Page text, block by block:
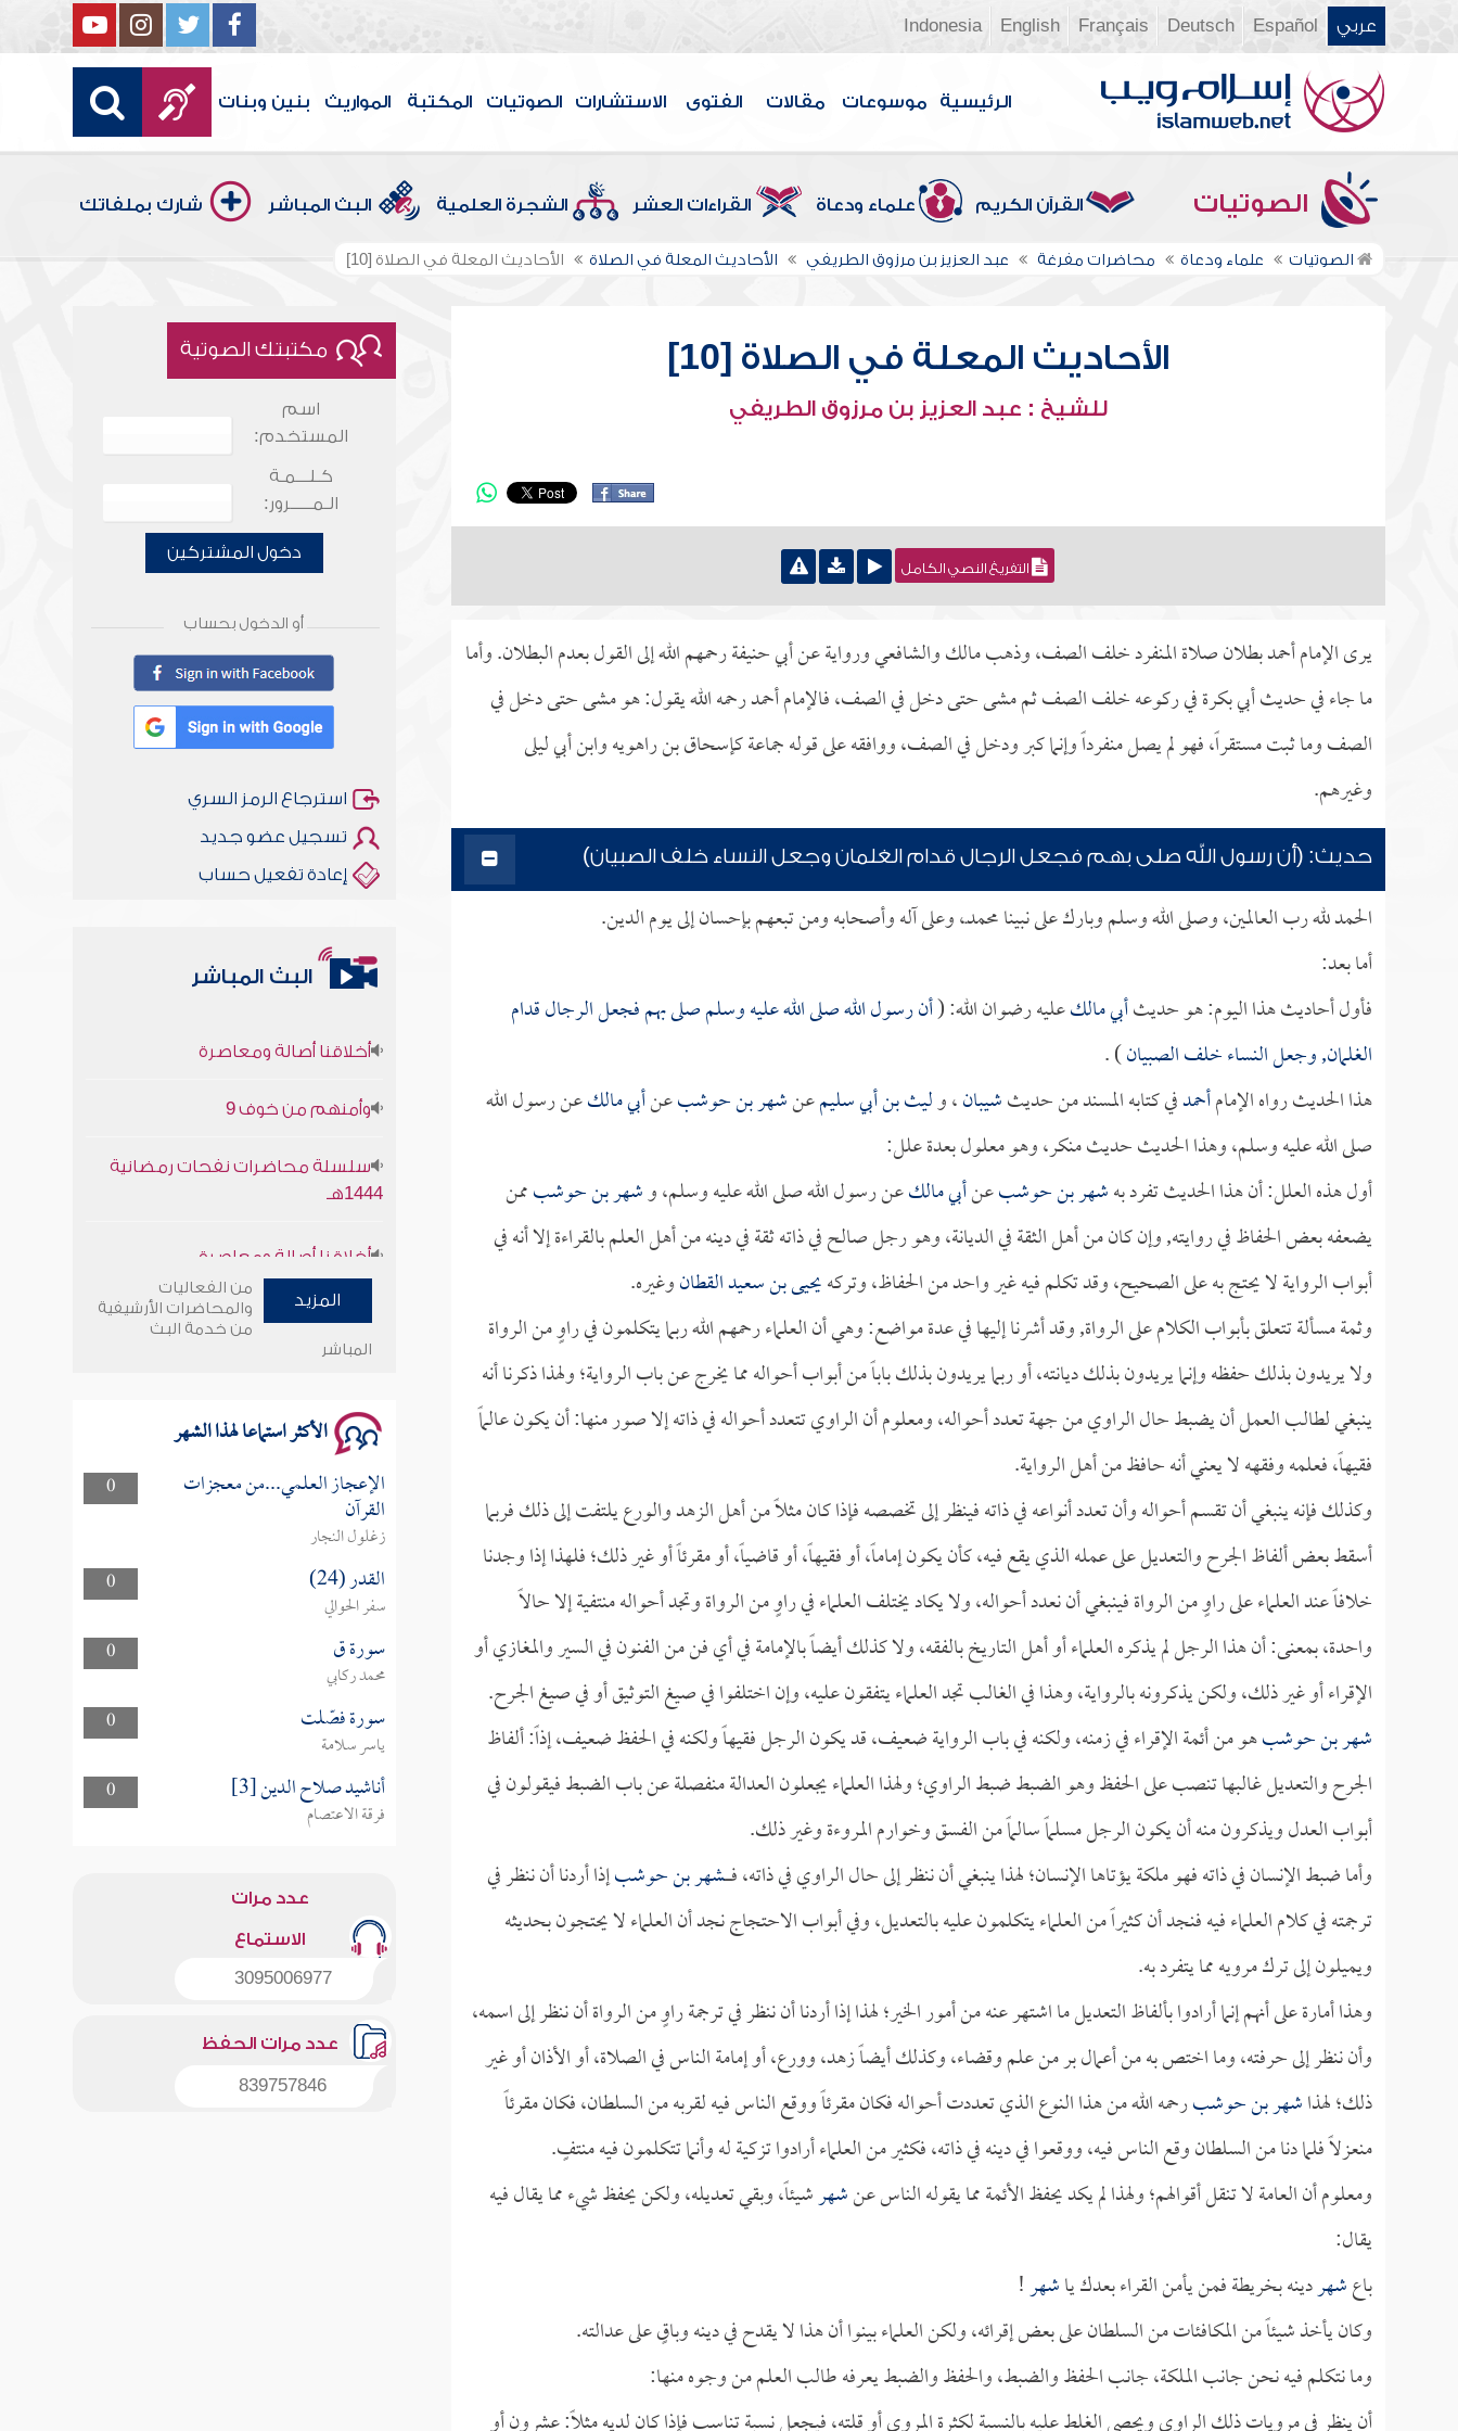
عربي Español
Deutsch
Français
English
Indonesia
الرئيسية موسوعات مقالات الفتوى الاستشارات الصوتيات المكتبة المواريث بنين وبنات
الصوتيات القرآن الكريم علماء ودعاة القراءات العشر الشجرة العلمية البث المباشر شارك بملفاتك
الصوتيات علماء ودعاة محاضرات مفرغة عبد العزيز بن مرزوق الطريفي الأحاديث المعلة في الصلاة الأحاديث المعلة في الصلاة [10]
الأحاديث المعلة في الصلاة [10]
للشيخ : عبد العزيز بن مرزوق الطريفي
التفريغ النصي الكامل
يرى الإمام أحمد بطلان صلاة المنفرد خلف الصف، وذهب مالك والشافعي ورواية عن أبي حنيفة رحمهم الله إلى القول بعدم البطلان. وأما
ما جاء في حديث أبي بكرة في ركوعه خلف الصف ثم مشى حتى دخل في الصف، فالإمام أحمد رحمه الله يقول: هو مشى حتى دخل في
الصف وما ثبت مستقراً، فهو لم يصل منفرداً وإنما كبر ودخل في الصف، ووافقه على قوله جماعة كإسحاق بن راهويه وابن أبي ليلى
وغيرهم.
حديث: (أن رسول الله صلى بهم فجعل الرجال قدام الغلمان وجعل النساء خلف الصبيان)
الحمد لله رب العالمين، وصلى الله وسلم وبارك على نبينا محمدـ، وعلى آله وأصحابه ومن تبعهم بإحسان إلى يوم الدين.
أما بعد:
فأول أحاديث هذا اليوم: هو حديثأبي مالكعليه رضوان الله: (أن رسول الله صلى الله عليه وسلم صلى بهم فجعل الرجال قدام
الغلمان, وجعل النساء خلف الصبيان) .
هذا الحديث رواه الإمامأحمدفي كتابه المسند من حديثشيبان، وليث بن أبي سليمعنشهر بن حوشبعنأبي مالكعن رسول الله
صلى الله عليه وسلم، وهذا الحديث حديث منكر، وهو معلول بعدة علل:
أول هذه العلل: أن هذا الحديث تفرد بهشهر بن حوشبعنأبي مالكعن رسول الله صلى الله عليه وسلم، وشهر بن حوشبممن
يضعفه بعض الحفاظ في روايته, وإن كان من أهل الثقة في الديانة، وهو رجل صالح في ذاته ثقة في دينه من أهل العلم بالقراءة إلا أنه في
أبواب الرواية لا يحتج به على الصحيح، وقد تكلم فيه غير واحد من الحفاظ، وتركهيحيى بن سعيد القطانوغيره.
وثمة مسألة تتعلق بأبواب الكلام على الرواة, وقد أشرنا إليها في عدة مواضع: وهي أن العلماء رحمهم الله ربما يتكلمون في راوٍ من الرواة
ولا يريدون بذلك حفظه وإنما يريدون بذلك ديانته، أو ربما يريدون بذلك باباً من أبواب أحواله مما يخرج عن باب الرواية؛ ولهذا ذكرنا أنه
ينبغي لطالب العمل أن يضبط حال الراوي من جهة تعدد أحواله، ومعلوم أن الراوي تتعدد أحواله في ذاته إلا صور منها: أن يكون عالماً
فقيهاً، فعلمه وفقهه لا يعني أنه حافظ من أهل الرواية.
وكذلك فإنه ينبغي أن تقسم أحواله وأن تعدد أنواعه في ذاته فينظر إلى تخصصه فإذا كان مثلاً من أهل الزهد والورع يلتفت إلى ذلك فربما
أسقط بعض ألفاظ الجرح والتعديل على عمله الذي يقع فيه، كأن يكون إماماً، أو فقيهاً، أو قاضياً، أو مقرئاً أو غير ذلك؛ فلهذا إذا وجدنا
خلافاً عند العلماء على راوٍ من الرواة فينبغي أن نعدد أحواله، ولا يكاد يختلف العلماء في راوٍ من الرواة وتجد أحواله منتفية إلا حالاً
واحدة، بمعنى: أن هذا الرجل لم يذكره العلماء أو أهل التاريخ بالفقه، ولا كذلك أيضاً بالإمامة في أي فن من الفنون في السير والمغازي أو
الإقراء أو غير ذلك، ولكن يذكرونه بالرواية، وهذا في الغالب تجد العلماء يتفقون عليه، وإن اختلفوا في صيغ التوثيق أو في صيغ الجرح.
شهر بن حوشبهو من أئمة الإقراء في زمنه، ولكنه في باب الرواية ضعيف، قد يكون الرجل فقيهاً ولكنه في الحفظ ضعيف، إذاً: ألفاظ
الجرح والتعديل غالبها تنصب على الحفظ وهو الضبط ضبط الراوي؛ ولهذا العلماء يجعلون العدالة منفصلة عن باب الضبط فيقولون في
أبواب العدل ويذكرون منه أن يكون الرجل مسلماً سالماً من الفسق وخوارم المروءة وغير ذلك.
وأما ضبط الإنسان في ذاته فهو ملكة يؤتاها الإنسان؛ لهذا ينبغي أن ننظر إلى حال الراوي في ذاته، فــــــشهر بن حوشبإذا أردنا أن ننظر في
ترجمته في كلام العلماء فيه فنجد أن كثيراً من العلماء يتكلمون عليه بالتعديل، وفي أبواب الاحتجاج نجد أن العلماء لا يحتجون بحديثه
ويميلون إلى ترك مرويه مما يتفرد به.
وهذا أمارة على أنهم إنما أرادوا بألفاظ التعديل ما اشتهر عنه من أمور الخير؛ لهذا إذا أردنا أن ننظر في ترجمة راوٍ من الرواة أن ننظر إلى اسمه،
وأن ننظر إلى حرفته، وما اختص به من أعمال بر من علم وقضاء، وكذلك أيضاً زهد، وورع، أو إمامة الناس في الصلاة، أو الأذان أو غير
ذلك؛ لهذاشهر بن حوشبرحمه الله من هذا النوع الذي تعددت أحواله فكان مقرئاً ووقع الناس فيه لقربه من السلطان، فكان مقرئاً
منعزلاً فلما دنا من السلطان وقع الناس فيه، ووقعوا في دينه في ذاته، فكثير من العلماء أرادوا تزكية له وأنما تتكلمون فيه منتفٍ.
ومعلوم أن العامة لا تنقل أقوالهم؛ ولهذا لم يكد يحفظ الأئمة مما يقوله الناس عنشهرشيئاً، وبقي تعديله، ولكن يحفظ شيء مما يقال فيه
يقال:
باعشهردينه بخريطة فمن يأمن القراء بعدك ياشهر!
وكان يأخذ شيئاً من المكافئات من السلطان على بعض إقرائه، ولكن العلماء بينوا أن هذا لا يقدح في دينه وباقٍ على عدالته.
وما نتكلم فيه نحن جانب الملكة، جانب الحفظ والضبط، والحفظ والضبط يعرفه طالب العلم من وجوه منها:
مكتبتك الصوتية
اسم
المستخدم:
كـلـــمـة
الـمـــــرور:
دخول المشتركين
أو الدخول بحساب
استرجاع الرمز السري
تسجيل عضو جديد
إعادة تفعيل حساب
البث المباشر
1444هـ
وأمنهم من خوف 9
سلسلة محاضرات نفحات رمضانية
1444هـ
المزيد
من الفعاليات
والمحاضرات الأرشيفية
من خدمة البث
المباشر
الأكثر استماعا لهذا الشهر
0 الإعجاز العلمي...من معجزات
القرآن
زغلول النجار
0
القدر (24)
سفر الحوالي
0
سورة ق
محمد ركابي
0
سورة فصّلت
ياسر سلامة
0
أناشيد صلاح الدين [3]
فرقة الاعتصام
عدد مرات
الاستماع
3095006977
عدد مرات الحفظ
839757846